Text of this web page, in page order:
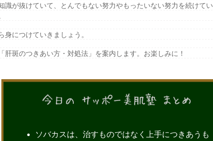
識が抜けていて、とんでもない努力やもったいない努力を続けてい
身につけていきましょう。
肝斑のつきあい方・対処法」を案内します。お楽しみに！
ソバカスは、治すものではなく上手につきあうも